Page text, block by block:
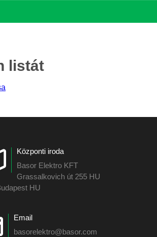
listát
Központi iroda
Basor Elektro KFT
Grassalkovich út 255 HU
HU
Email
basorelektro@basor.com